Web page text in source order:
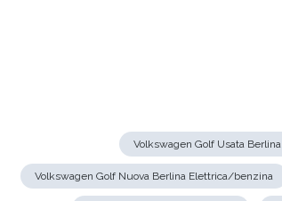
Volkswagen Golf Usata
Volkswagen Golf Nuova Berlina Elettrica/benzina